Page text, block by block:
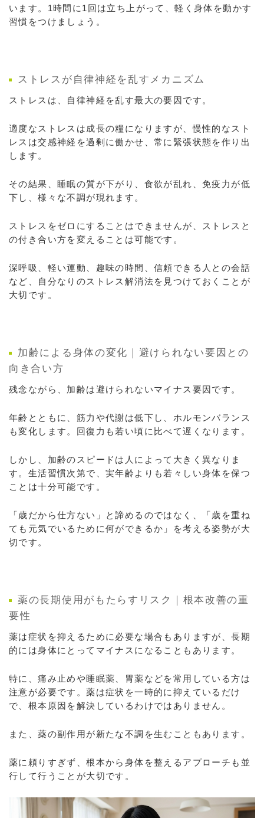
います。1時間に1回は立ち上がって、軽く身体を動かす
習慣をつけましょう。
ストレスが自律神経を乱すメカニズム
ストレスは、自律神経を乱す最大の要因です。
適度なストレスは成長の糧になりますが、慢性的なスト
レスは交感神経を過剰に働かせ、常に緊張状態を作り出
します。
その結果、睡眠の質が下がり、食欲が乱れ、免疫力が低
下し、様々な不調が現れます。
ストレスをゼロにすることはできませんが、ストレスと
の付き合い方を変えることは可能です。
深呼吸、軽い運動、趣味の時間、信頼できる人との会話
など、自分なりのストレス解消法を見つけておくことが
大切です。
加齢による身体の変化｜避けられない要因との
向き合い方
残念ながら、加齢は避けられないマイナス要因です。
年齢とともに、筋力や代謝は低下し、ホルモンバランス
も変化します。回復力も若い頃に比べて遅くなります。
しかし、加齢のスピードは人によって大きく異なりま
す。生活習慣次第で、実年齢よりも若々しい身体を保つ
ことは十分可能です。
「歳だから仕方ない」と諦めるのではなく、「歳を重ね
ても元気でいるために何ができるか」を考える姿勢が大
切です。
薬の長期使用がもたらすリスク｜根本改善の重
要性
薬は症状を抑えるために必要な場合もありますが、長期
的には身体にとってマイナスになることもあります。
特に、痛み止めや睡眠薬、胃薬などを常用している方は
注意が必要です。薬は症状を一時的に抑えているだけ
で、根本原因を解決しているわけではありません。
また、薬の副作用が新たな不調を生むこともあります。
薬に頼りすぎず、根本から身体を整えるアプローチも並
行して行うことが大切です。